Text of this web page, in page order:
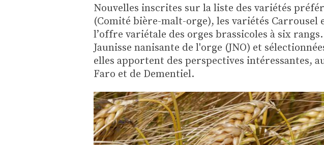
LIGNE DE MIRE
Phaco quand tu nous tiens …
LIGNE DE MIRE
Les
Nouvelles inscrites sur la liste des variétés
(Comité bière-malt-orge), les variétés Carrousel
l’offre variétale des orges brassicoles à six
Jaunisse nanisante de l'orge (JNO) et
elles apportent des perspectives intéressantes,
Faro et de Dementiel.